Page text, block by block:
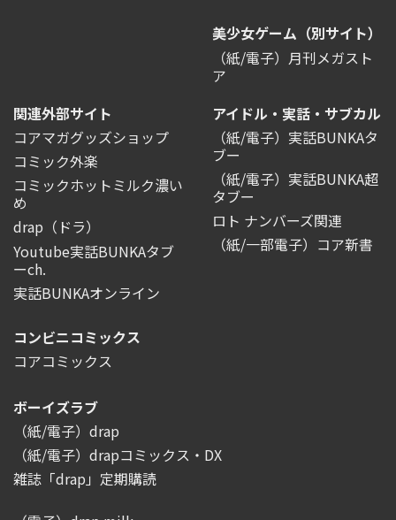
美少女ゲーム（別サイト）
（紙/電子）月刊メガスト
ア
関連外部サイト
コアマガグッズショップ
コミック外楽
コミックホットミルク濃い
め
drap（ドラ）
Youtube実話BUNKAタブ
ーch.
実話BUNKAオンライン
アイドル・実話・サブカル
（紙/電子）実話BUNKAタ
ブー
（紙/電子）実話BUNKA超
タブー
ロト ナンバーズ関連
（紙/一部電子）コア新書
コンビニコミックス
コアコミックス
ボーイズラブ
（紙/電子）drap
（紙/電子）drapコミックス・DX
雑誌「drap」定期購読